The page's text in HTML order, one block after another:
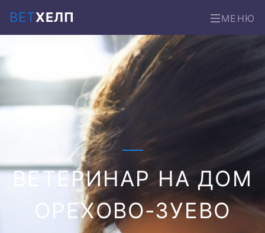
ВЕТХЕЛП МЕНЮ
ВЕТЕРИНАР НА ДОМ
ОРЕХОВО-ЗУЕВО